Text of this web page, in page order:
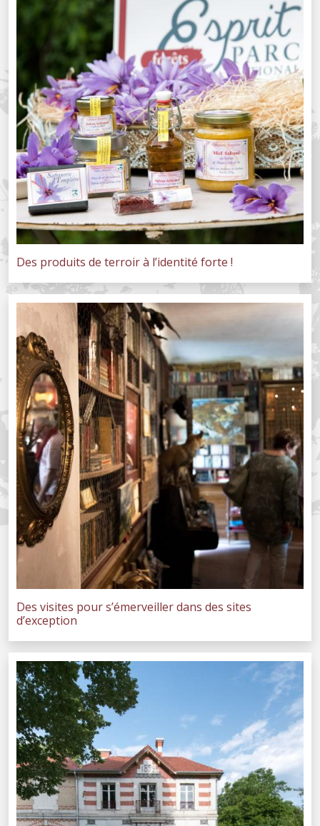
Des produits de terroir à l’identité forte !
Des visites pour s’émerveiller dans des sites
d’exception